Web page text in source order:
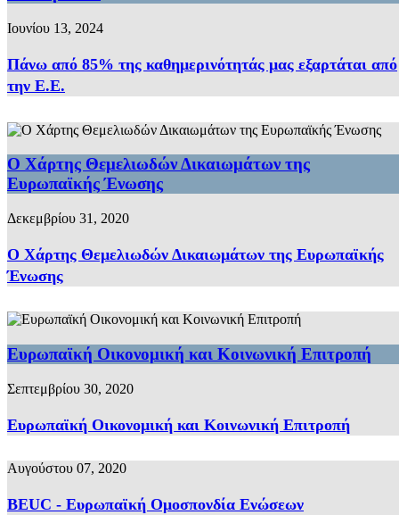
Ιουνίου 13, 2024
Πάνω από 85% της καθημερινότητάς μας εξαρτάται από
την Ε.Ε.
Ο Χάρτης Θεμελιωδών Δικαιωμάτων της
Ευρωπαϊκής Ένωσης
Δεκεμβρίου 31, 2020
Ο Χάρτης Θεμελιωδών Δικαιωμάτων της Ευρωπαϊκής
Ένωσης
Ευρωπαϊκή Οικονομική και Κοινωνική Επιτροπή
Σεπτεμβρίου 30, 2020
Ευρωπαϊκή Οικονομική και Κοινωνική Επιτροπή
Αυγούστου 07, 2020
BEUC - Ευρωπαϊκή Ομοσπονδία Ενώσεων